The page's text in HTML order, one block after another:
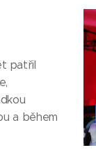
patřil
a během